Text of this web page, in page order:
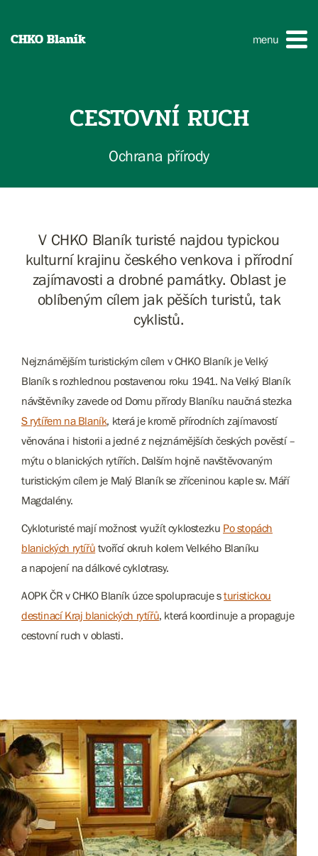
CHKO Blaník menu
CESTOVNÍ RUCH
Ochrana přírody
V CHKO Blaník turisté najdou typickou
kulturní krajinu českého venkova i přírodní
zajímavosti a drobné památky. Oblast je
oblíbeným cílem jak pěších turistů, tak
cyklistů.
Nejznámějším turistickým cílem v CHKO Blaník je Velký
Blaník s rozhlednou postavenou roku 1941. Na Velký Blaník
návštěvníky zavede od Domu přírody Blaníku naučná stezka
S rytířem na Blaník, která je kromě přírodních zajímavostí
věnována i historii a jedné z nejznámějších českých pověstí –
mýtu o blanických rytířích. Dalším hojně navštěvovaným
turistickým cílem je Malý Blaník se zříceninou kaple sv. Máří
Magdalény.
Cykloturisté mají možnost využít cyklostezku Po stopách
blanických rytířů tvořící okruh kolem Velkého Blaníku
a napojení na dálkové cyklotrasy.
AOPK ČR v CHKO Blaník úzce spolupracuje sturistickou
destinací Kraj blanických rytířů, která koordinuje a propaguje
cestovní ruch v oblasti.